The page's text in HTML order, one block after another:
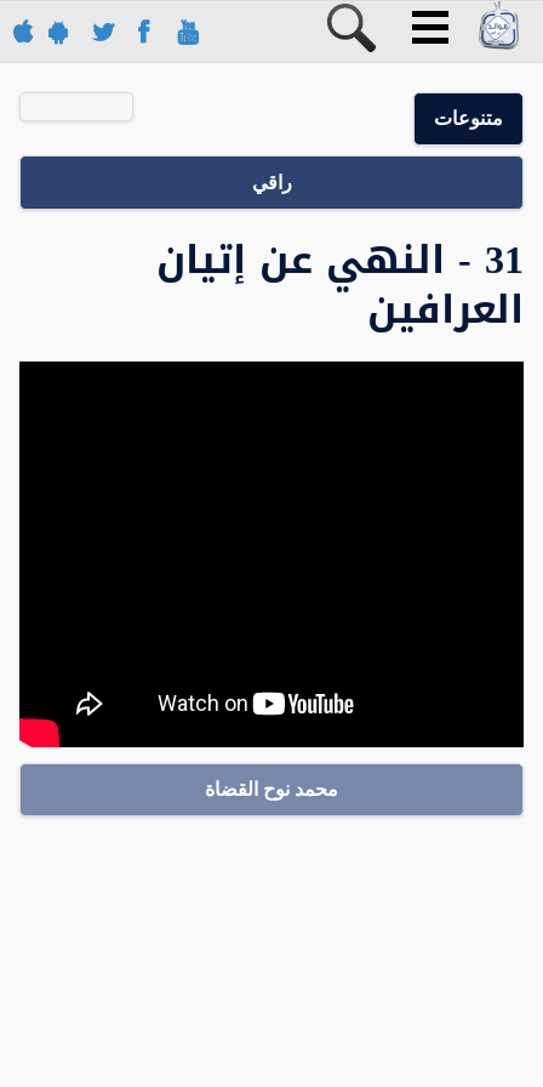
متنوعات
راقي
31 - النهي عن إتيان
العرافين
محمد نوح القضاة